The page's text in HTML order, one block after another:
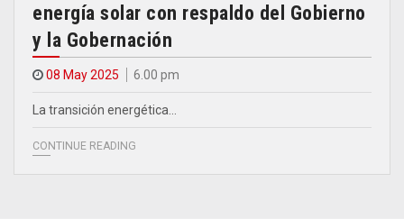
energía solar con respaldo del Gobierno
y la Gobernación
08 May 2025 6.00 pm
La transición energética…
CONTINUE READING